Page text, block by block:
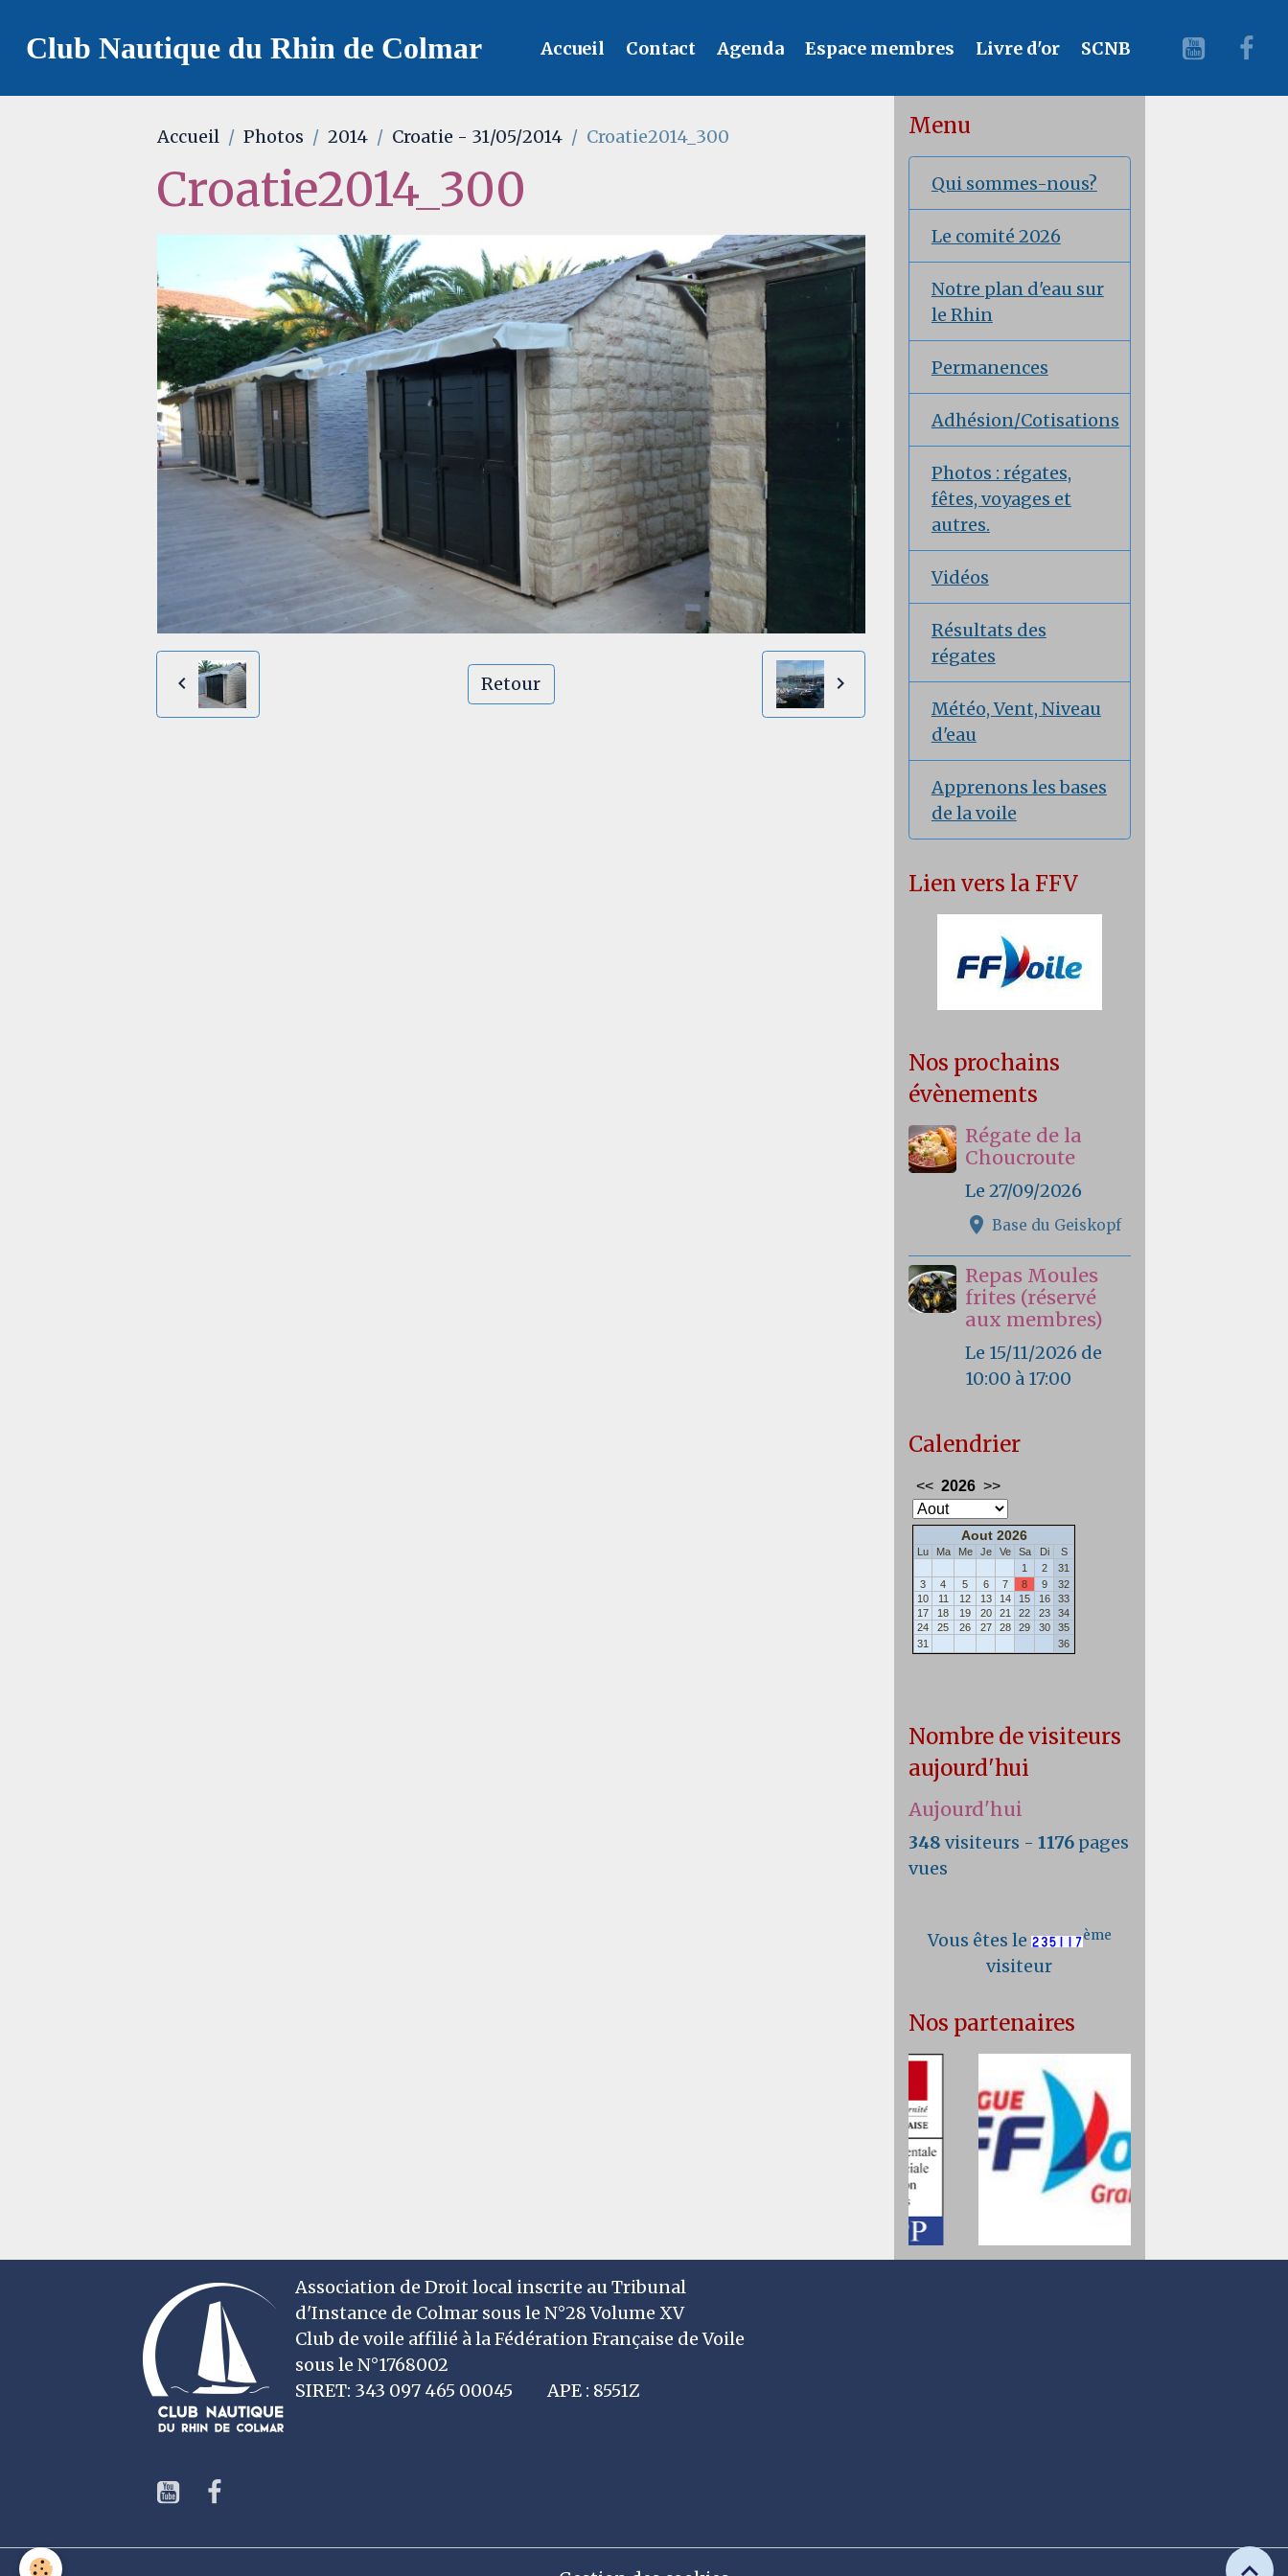
Club Nautique du Rhin de Colmar Accueil Contact Agenda Espace membres Livre d'or SCNB
Accueil Photos 2014 Croatie - 31/05/2014 Croatie2014_300
Croatie2014_300
Retour
Menu
Qui sommes-nous?
Le comité 2026
Notre plan d'eau sur
le Rhin
Permanences
Adhésion/Cotisations
Photos : régates,
fêtes, voyages et
autres.
Vidéos
Résultats des
régates
Météo, Vent, Niveau
d'eau
Apprenons les bases
de la voile
Lien vers la FFV
Nos prochains
évènements
Régate de la
Choucroute
Le 27/09/2026
Base du Geiskopf
Repas Moules
frites (réservé
aux membres)
Le 15/11/2026 de
10:00 à 17:00
Calendrier
Nombre de visiteurs
aujourd'hui
Aujourd'hui
348 visiteurs -1176 pages
vues
Vous êtes le ème
visiteur
Nos partenaires
Association de Droit local inscrite au Tribunal
d'Instance de Colmar sous le N°28 Volume XV
Club de voile affilié à la Fédération Française de Voile
sous le N°1768002
SIRET: 343 097 465 00045 APE : 8551Z